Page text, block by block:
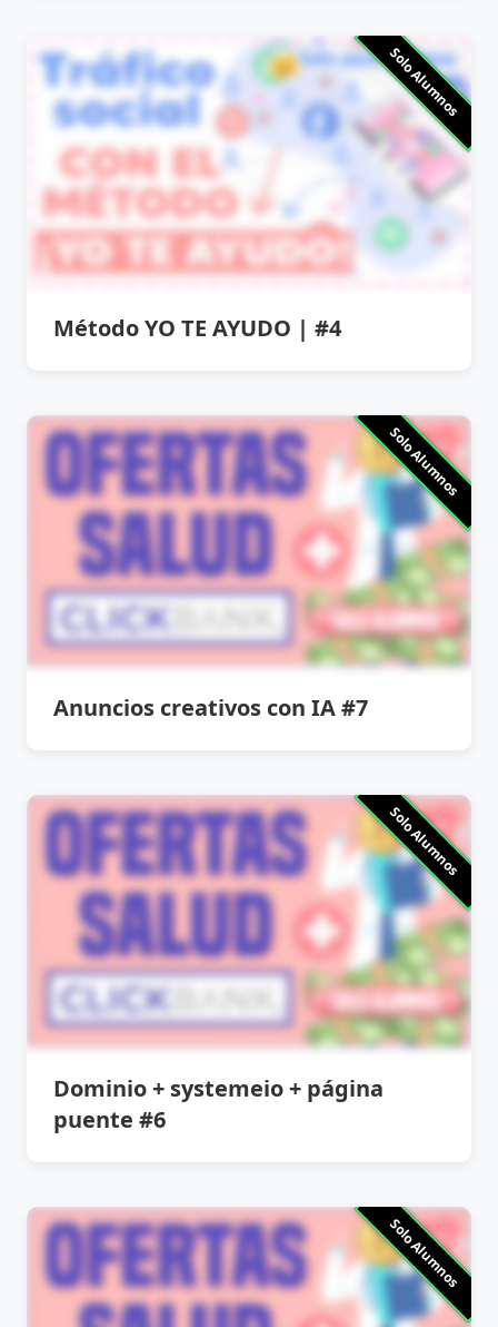
Solo Alumnos
Método YO TE AYUDO | #4
Solo Alumnos
Anuncios creativos con IA #7
Solo Alumnos
Dominio + systemeio + página
puente #6
Solo Alumnos